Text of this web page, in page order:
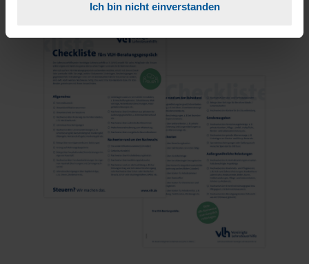
Ich bin nicht einverstanden